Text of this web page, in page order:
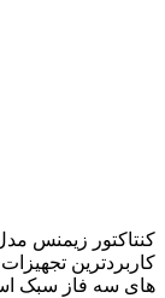
کاربردترین
های سه فاز سبک